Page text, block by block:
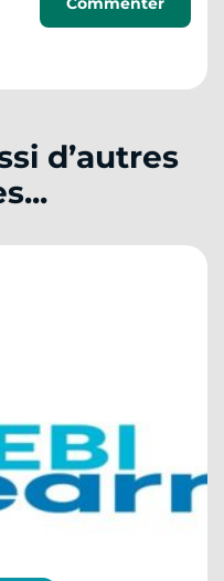
d’autres